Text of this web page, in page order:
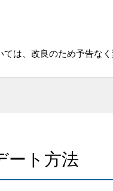
ては、改良のため予告な
ート方法